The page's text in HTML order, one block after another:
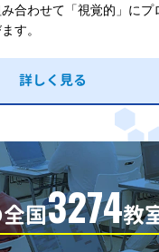
合わせて「視覚的」にプ
す。
詳しく見る
国3274教